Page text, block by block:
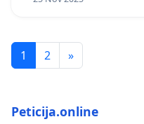
1 2 »
Peticija.online